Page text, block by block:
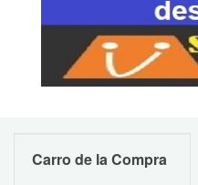
Carro de la Compra